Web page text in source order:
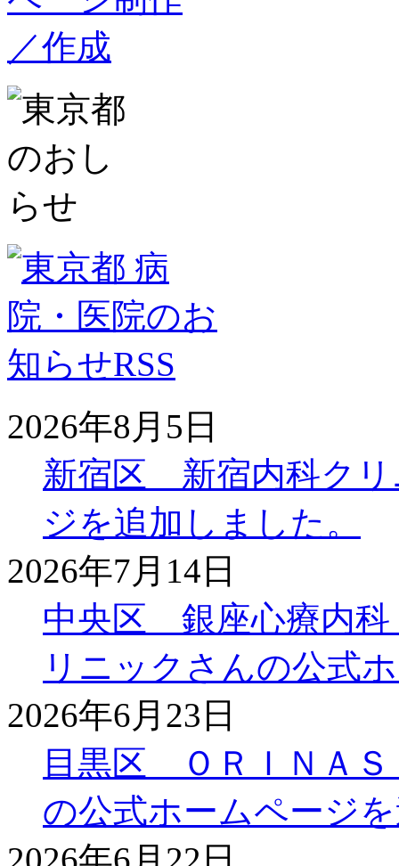
2026年8月5日
新宿区 新宿内科クリ
ジを追加しました。
2026年7月14日
中央区 銀座心療内科
リニックさんの公式
2026年6月23日
目黒区 ＯＲＩＮＡ
の公式ホームページ